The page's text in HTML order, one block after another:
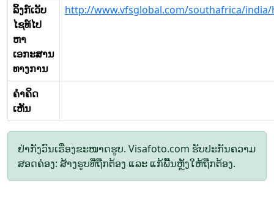
ລິ້ງກ໌ເວັບ
ໄຊທ໌ໄປ
ຫາ
ເອກະສານ
ທາງການ
http://www.vfsglobal.com/southafrica/
ຄໍາຄິດ
ເຫັນ
ຢ່າກັງວົນເຣື່ອງຂະໜາດຮູບ. Visafoto.com ຮັບປະກັນຄວາມ
ສອດຄ່ອງ: ສ້າງຮູບທີ່ຖືກຕ້ອງ ແລະ ແກ້ພື້ນຫຼັງໃຫ້ຖືກຕ້ອງ.